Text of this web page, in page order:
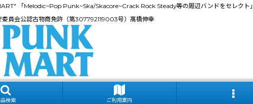
「Melodic~Pop Punk~Ska/Skacore~Crack Rock Steady等の周辺バンドをセレクト」
委員会公認古物商免許（第307792119003号）髙橋伸幸
検索 ご利用案内